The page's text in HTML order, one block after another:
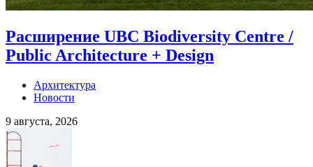
Расширение UBC Biodiversity Centre /
Public Architecture + Design
Архитектура
Новости
9 августа, 2026